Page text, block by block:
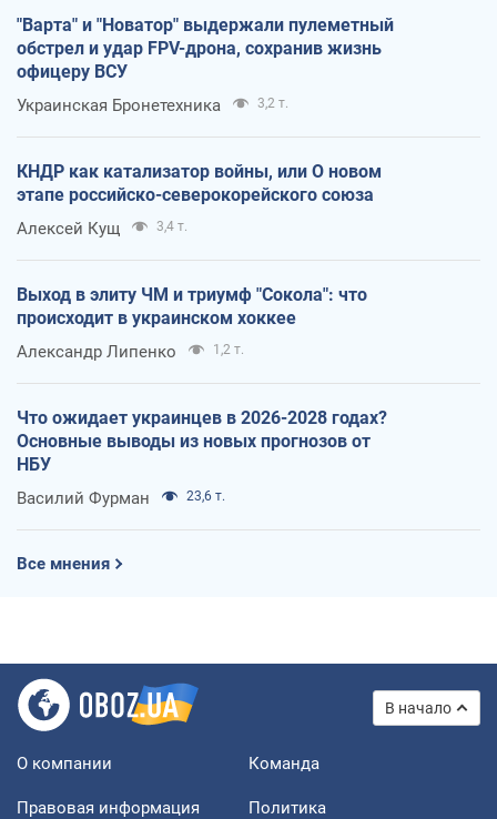
"Варта" и "Новатор" выдержали пулеметный
обстрел и удар FPV-дрона, сохранив жизнь
офицеру ВСУ
Украинская Бронетехника 3,2 т.
КНДР как катализатор войны, или О новом
этапе российско-северокорейского союза
Алексей Кущ 3,4 т.
Выход в элиту ЧМ и триумф "Сокола": что
происходит в украинском хоккее
Александр Липенко 1,2 т.
Что ожидает украинцев в 2026-2028 годах?
Основные выводы из новых прогнозов от
НБУ
Василий Фурман 23,6 т.
Все мнения
В начало
О компании Команда
Правовая информация
Политика